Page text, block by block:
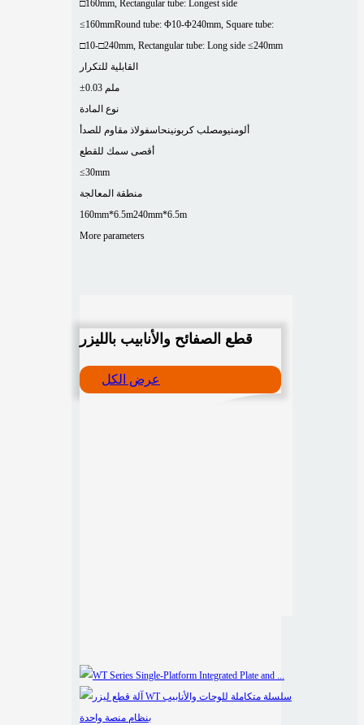
□160mm, Rectangular tube: Longest side
≤160mmRound tube: Φ10-Φ240mm, Square tube:
□10-□240mm, Rectangular tube: Long side ≤240mm
القابلية للتكرار
±0.03 ملم
نوع المادة
ألومنيومصلب كربونينحاسفولاذ مقاوم للصدأ
أقصى سمك للقطع
≤30mm
منطقة المعالجة
160mm*6.5m240mm*6.5m
More parameters
قطع الصفائح والأنابيب بالليزر
عرض الكل